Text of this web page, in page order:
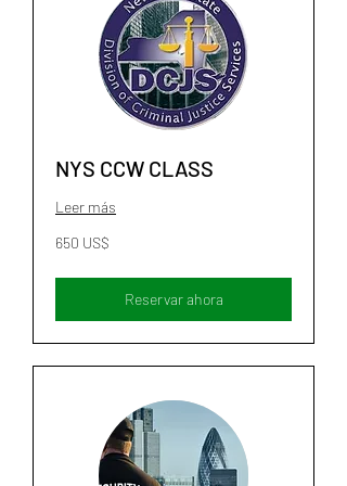
NYS CCW CLASS
Leer más
650
dólares
650 US$
Reservar ahora